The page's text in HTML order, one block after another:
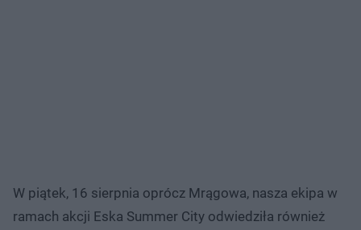
W piątek, 16 sierpnia oprócz Mrągowa, nasza ekipa w
ramach akcji Eska Summer City odwiedziła również